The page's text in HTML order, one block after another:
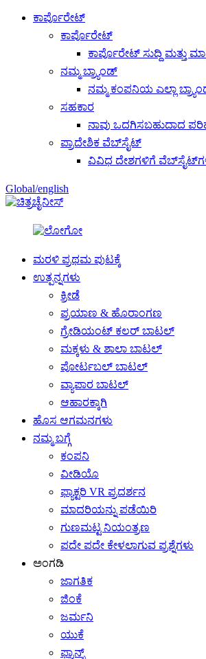
ಕಾರ್ಪೊರೇಟ್
ಕಾರ್ಪೊರೇಟ್
ಕಾರ್ಪೊರೇಟ್ ಸುದ್ದಿ ಮತ್ತು
ನಮ್ಮ ಬ್ರ್ಯಾಂಡ್
ನಮ್ಮ ಕಂಪನಿಯ ಎಲ್ಲಾ
ಸಹಕಾರ
ನಾವು ಒದಗಿಸಬಹುದಾದ
ಪ್ರಾದೇಶಿಕ ವೆಬ್‌ಸೈಟ್
ವಿವಿಧ ದೇಶಗಳಿಗೆ
Global/english
ಚೈನೀಸ್
ಮರಳಿ ಪ್ರಥಮ ಪುಟಕ್ಕೆ
ಉತ್ಪನ್ನಗಳು
ಕ್ರೀಡೆ
ಪ್ರಯಾಣ & ಹೊರಾಂಗಣ
ಗ್ರೇಡಿಯಂಟ್ ಕಲರ್ ಬಾಟಲ್
ಮಕ್ಕಳು & ಶಾಲಾ ಬಾಟಲ್
ಪೋರ್ಟಬಲ್ ಬಾಟಲ್
ವ್ಯಾಪಾರ ಬಾಟಲ್
ಆಹಾರಕ್ಕಾಗಿ
ಹೊಸ ಆಗಮನಗಳು
ನಮ್ಮ ಬಗ್ಗೆ
ಕಂಪನಿ
ವೀಡಿಯೊ
ಫ್ಯಾಕ್ಟರಿ VR ಪ್ರದರ್ಶನ
ಮಾದರಿಯನ್ನು ಪಡೆಯಿರಿ
ಗುಣಮಟ್ಟ ನಿಯಂತ್ರಣ
ಪದೇ ಪದೇ ಕೇಳಲಾಗುವ ಪ್ರಶ್ನೆಗಳು
ಅಂಗಡಿ
ಜಾಗತಿಕ
ಜಿಂಕೆ
ಜರ್ಮನಿ
ಯುಕೆ
ಫ್ರಾನ್ಸ್